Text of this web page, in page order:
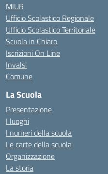
MIUR
Ufficio Scolastico Regionale
Ufficio Scolastico Territoriale
Scuola in Chiaro
Iscrizioni On Line
Invalsi
Comune
La Scuola
Presentazione
I luoghi
I numeri della scuola
Le carte della scuola
Organizzazione
La storia